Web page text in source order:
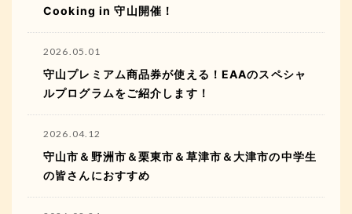
Cooking in 守山開催！
2026.05.01
守山プレミアム商品券が使える！EAAのスペシャ
ルプログラムをご紹介します！
2026.04.12
守山市＆野洲市＆栗東市＆草津市＆大津市の中学生
の皆さんにおすすめ